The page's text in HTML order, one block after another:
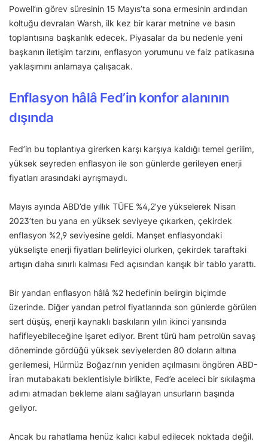
Powell’ın görev süresinin 15 Mayıs’ta sona ermesinin ardından
koltuğu devralan Warsh, ilk kez bir karar metnine ve basın
toplantısına başkanlık edecek. Piyasalar da bu nedenle yeni
başkanın iletişim tarzını, enflasyon yorumunu ve faiz patikasına
yaklaşımını anlamaya çalışacak.
Enflasyon hâlâ Fed’in konfor alanının
dışında
Fed’in bu toplantıya girerken karşı karşıya kaldığı temel gerilim,
yüksek seyreden enflasyon ile son günlerde gerileyen enerji
fiyatları arasındaki ayrışmaydı.
Mayıs ayında ABD’de yıllık TÜFE %4,2’ye yükselerek Nisan
2023’ten bu yana en yüksek seviyeye çıkarken, çekirdek
enflasyon %2,9 seviyesine geldi. Manşet enflasyondaki
yükselişte enerji fiyatları belirleyici olurken, çekirdek taraftaki
artışın daha sınırlı kalması Fed açısından karışık bir tablo yarattı.
Bir yandan enflasyon hâlâ %2 hedefinin belirgin biçimde
üzerinde. Diğer yandan petrol fiyatlarında son günlerde görülen
sert düşüş, enerji kaynaklı baskıların yılın ikinci yarısında
hafifleyebileceğine işaret ediyor. Brent türü ham petrolün savaş
döneminde gördüğü yüksek seviyelerden 80 doların altına
gerilemesi, Hürmüz Boğazı’nın yeniden açılmasını öngören ABD-
İran mutabakatı beklentisiyle birlikte, Fed’e aceleci bir sıkılaşma
adımı atmadan bekleme alanı sağlayan unsurların başında
geliyor.
Ancak bu rahatlama henüz kalıcı kabul edilecek noktada değil.